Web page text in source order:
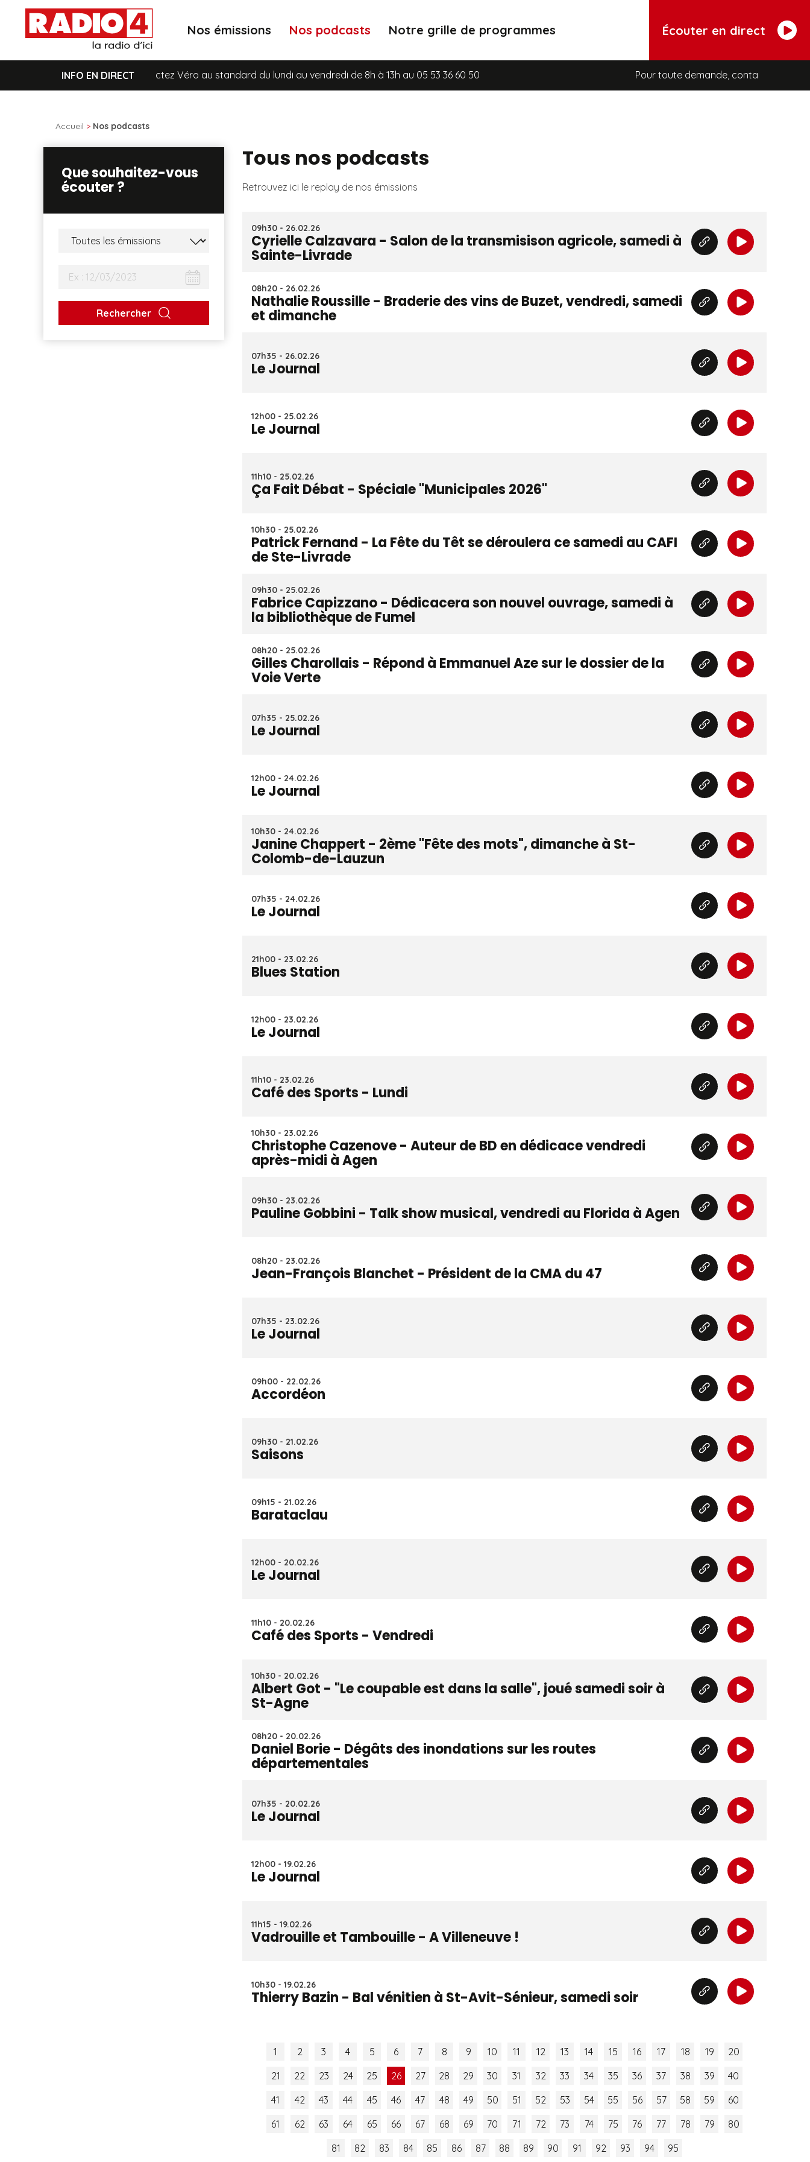
Nos émissions Nos podcasts Notre grille de programmes Écouter en direct
INFO EN DIRECT
Pour toute demande, contactez Véro au standard du lundi au vendredi de 8h à 13h au 05 53 36 60 50 Pour toute demande, contactez Véro au
Accueil > Nos podcasts
Que souhaitez-vous
écouter ?
Rechercher
Tous nos podcasts
Retrouvez ici le replay de nos émissions
09h30 - 26.02.26
Cyrielle Calzavara - Salon de la transmisison agricole, samedi à
Sainte-Livrade
08h20 - 26.02.26
Nathalie Roussille - Braderie des vins de Buzet, vendredi, samedi
et dimanche
07h35 - 26.02.26
Le Journal
12h00 - 25.02.26
Le Journal
11h10 - 25.02.26
Ça Fait Débat - Spéciale "Municipales 2026"
10h30 - 25.02.26
Patrick Fernand - La Fête du Têt se déroulera ce samedi au CAFI
de Ste-Livrade
09h30 - 25.02.26
Fabrice Capizzano - Dédicacera son nouvel ouvrage, samedi à
la bibliothèque de Fumel
08h20 - 25.02.26
Gilles Charollais - Répond à Emmanuel Aze sur le dossier de la
Voie Verte
07h35 - 25.02.26
Le Journal
12h00 - 24.02.26
Le Journal
10h30 - 24.02.26
Janine Chappert - 2ème "Fête des mots", dimanche à St-
Colomb-de-Lauzun
07h35 - 24.02.26
Le Journal
21h00 - 23.02.26
Blues Station
12h00 - 23.02.26
Le Journal
11h10 - 23.02.26
Café des Sports - Lundi
10h30 - 23.02.26
Christophe Cazenove - Auteur de BD en dédicace vendredi
après-midi à Agen
09h30 - 23.02.26
Pauline Gobbini - Talk show musical, vendredi au Florida à Agen
08h20 - 23.02.26
Jean-François Blanchet - Président de la CMA du 47
07h35 - 23.02.26
Le Journal
09h00 - 22.02.26
Accordéon
09h30 - 21.02.26
Saisons
09h15 - 21.02.26
Barataclau
12h00 - 20.02.26
Le Journal
11h10 - 20.02.26
Café des Sports - Vendredi
10h30 - 20.02.26
Albert Got - "Le coupable est dans la salle", joué samedi soir à
St-Agne
08h20 - 20.02.26
Daniel Borie - Dégâts des inondations sur les routes
départementales
07h35 - 20.02.26
Le Journal
12h00 - 19.02.26
Le Journal
11h15 - 19.02.26
Vadrouille et Tambouille - A Villeneuve !
10h30 - 19.02.26
Thierry Bazin - Bal vénitien à St-Avit-Sénieur, samedi soir
1 2 3 4 5 6 7 8 9 10 11 12 13 14 15 16 17 18 19
20
21
22 23 24 25 26 27 28 29 30 31 32 33 34 35 36 37 38 39
40
41
42 43 44 45 46 47 48 49 50 51 52 53 54 55 56 57 58 59
60
61
62 63 64 65 66 67 68 69 70 71 72 73 74 75 76 77 78 79
80
81
82 83 84 85 86 87 88 89 90 91 92 93 94 95